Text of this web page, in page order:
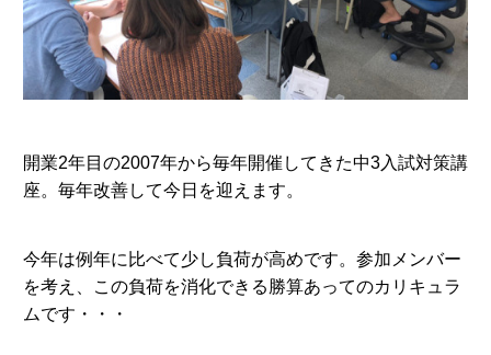
開業2年目の2007年から毎年開催してきた中3入試対策講
座。毎年改善して今日を迎えます。
今年は例年に比べて少し負荷が高めです。参加メンバー
を考え、この負荷を消化できる勝算あってのカリキュラ
ムです・・・